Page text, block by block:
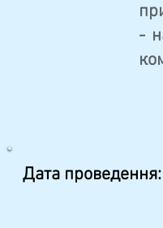
-
Дата проведення: